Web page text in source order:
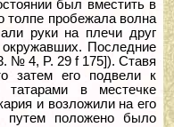
был вместить в
толпе пробежала волна
руки на плечи друг
Последние
№ 4, P. 29 f 175]). Ставя
затем его подвели к
в местечке
и возложили на его
путем положено было